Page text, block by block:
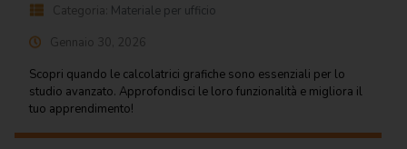
Categoria: Materiale per ufficio
Gennaio 30, 2026
Scopri quando le calcolatrici grafiche sono essenziali per lo
studio avanzato. Approfondisci le loro funzionalità e migliora il
tuo apprendimento!